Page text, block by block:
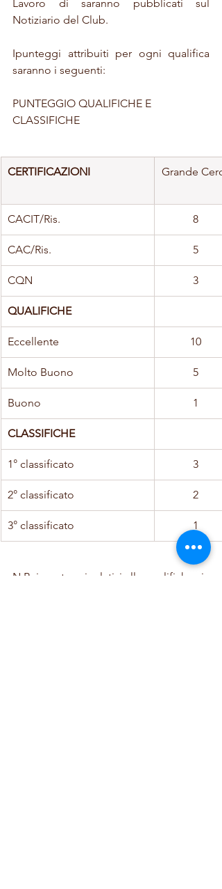
Lavoro di saranno pubblicati sul
Notiziario del Club.
Ipunteggi attribuiti per ogni qualifica
saranno i seguenti:
PUNTEGGIO QUALIFICHE E
CLASSIFICHE
CERTIFICAZIONI Grande
CACIT/Ris. 8
CAC/Ris. 5
CQN 3
QUALIFICHE
Eccellente 10
Molto Buono 5
Buono 1
CLASSIFICHE
1° classificato 3
2° classificato 2
3° classificato 1
N.B. i punteggi relativi alle qualifiche si